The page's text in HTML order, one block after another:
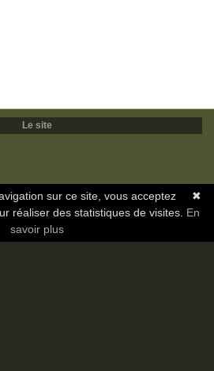
Le site
✖
sur ce site, vous acceptez
réaliser des statistiques de visites. En
savoir plus